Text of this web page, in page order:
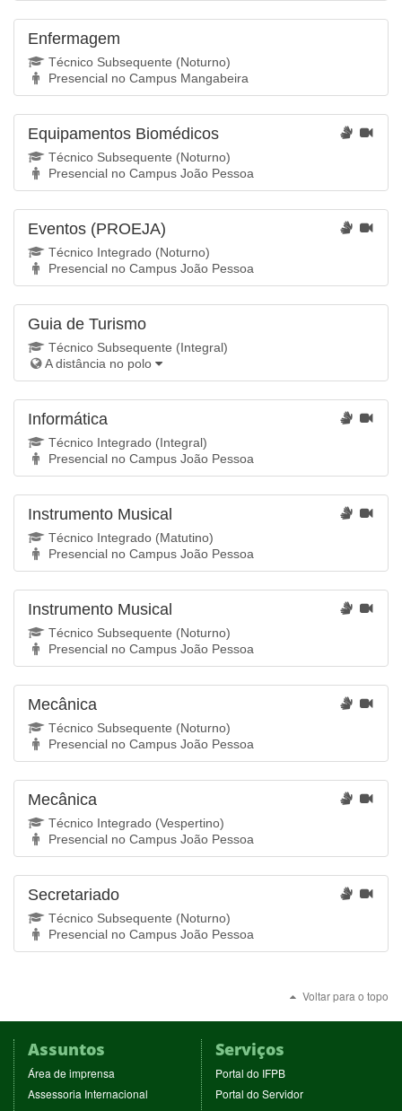
Enfermagem
Técnico Subsequente (Noturno)
Presencial no Campus Mangabeira
Equipamentos Biomédicos
Técnico Subsequente (Noturno)
Presencial no Campus João Pessoa
Eventos (PROEJA)
Técnico Integrado (Noturno)
Presencial no Campus João Pessoa
Guia de Turismo
Técnico Subsequente (Integral)
A distância no polo
Informática
Técnico Integrado (Integral)
Presencial no Campus João Pessoa
Instrumento Musical
Técnico Integrado (Matutino)
Presencial no Campus João Pessoa
Instrumento Musical
Técnico Subsequente (Noturno)
Presencial no Campus João Pessoa
Mecânica
Técnico Subsequente (Noturno)
Presencial no Campus João Pessoa
Mecânica
Técnico Integrado (Vespertino)
Presencial no Campus João Pessoa
Secretariado
Técnico Subsequente (Noturno)
Presencial no Campus João Pessoa
Voltar para o topo
Assuntos
Área de imprensa
em
nova
Assessoria Internacional
Serviços
Portal do IFPB(abre
em
nova
Portal do Servidor(abre